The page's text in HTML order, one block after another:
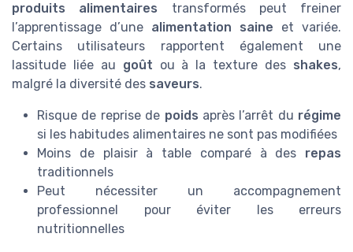
produits alimentaires transformés peut freiner
l’apprentissage d’une alimentation saine et variée.
Certains utilisateurs rapportent également une
lassitude liée au goût ou à la texture des shakes,
malgré la diversité des saveurs.
Risque de reprise de poids après l’arrêt du régime
si les habitudes alimentaires ne sont pas modifiées
Moins de plaisir à table comparé à des repas
traditionnels
Peut nécessiter un accompagnement
professionnel pour éviter les erreurs
nutritionnelles